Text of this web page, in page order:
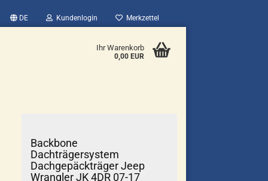
DE Kundenlogin Merkzettel
Ihr Warenkorb
0,00 EUR
Backbone
Dachträgersystem
Dachgepäckträger Jeep
Wrangler JK 4DR 07-17